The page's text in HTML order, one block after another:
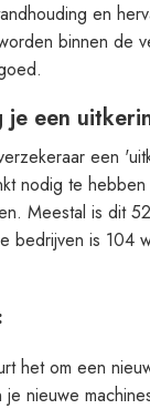
en
binnen de
een
een
nodig te
Meestal is dit
bedrijven is 104
het om een
je nieuwe